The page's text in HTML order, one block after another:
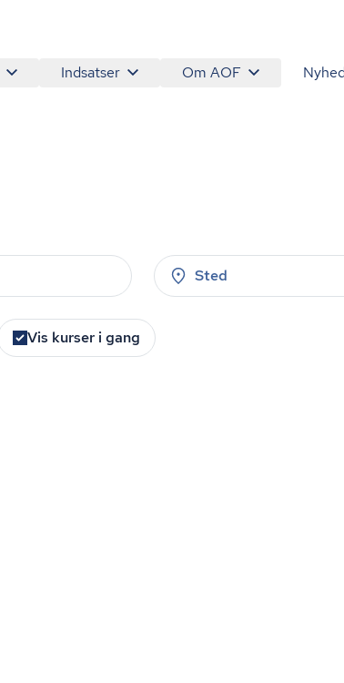
Indsatser Om AOF
Sted
Vis kurser i gang